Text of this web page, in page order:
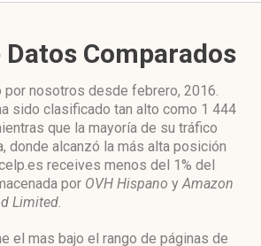
Datos Comparados
nosotros desde febrero, 2016.
sido clasificado tan alto como 1 444
que la mayoría de su tráfico
donde alcanzó la más alta posición
receives menos del 1% del
por OVH Hispano yAmazon
Limited.
el mas bajo el rango de páginas de